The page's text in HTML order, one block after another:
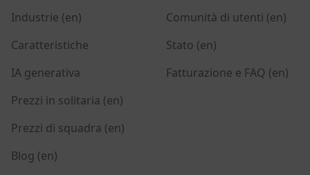
Industrie (en)
Caratteristiche
IA generativa
Prezzi in solitaria (en)
Prezzi di squadra (en)
Blog (en)
Comunità di utenti (en)
Stato (en)
Fatturazione e FAQ (en)